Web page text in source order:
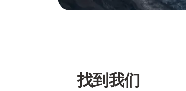
找到我们